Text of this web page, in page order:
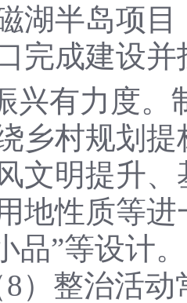
湖半岛项
完成建设并
兴有力度。
乡村规划
文明提升
地性质等
品”等设计
8）整治活